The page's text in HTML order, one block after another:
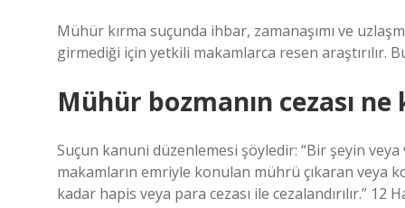
Mühür kırma suçunda ihbar, zamanaşımı ve
girmediği için yetkili makamlarca resen araştırılır.
Mühür bozmanın cezası ne
Suçun kanuni düzenlemesi şöyledir: “Bir şeyin veya
makamların emriyle konulan mührü çıkaran veya
kadar hapis veya para cezası ile cezalandırılır.” 12